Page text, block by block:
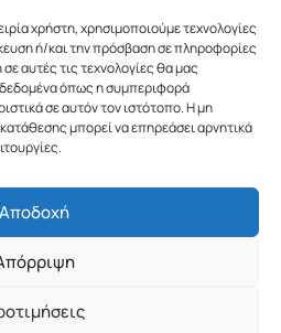
χρήστη, χρησιμοποιούμε τεχνολογίες
ή/και την πρόσβαση σε πληροφορίες
αυτές τις τεχνολογίες θα μας
όπως η συμπεριφορά
σε αυτόν τον ιστότοπο. Η μη
μπορεί να επηρεάσει αρνητικά
Αποδοχή
Πελοποννήσου.
από την